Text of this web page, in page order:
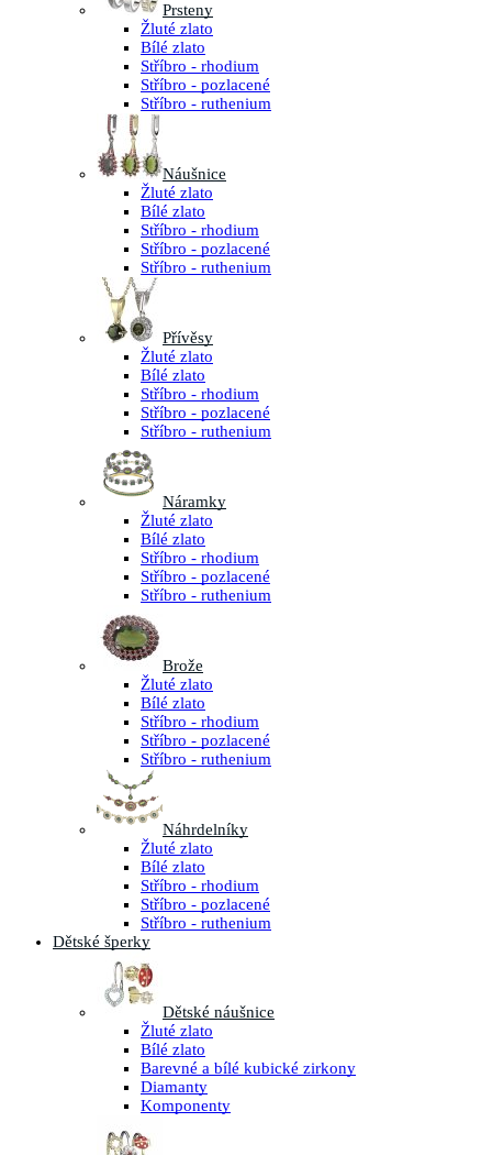
Prsteny
Žluté zlato
Bílé zlato
Stříbro - rhodium
Stříbro - pozlacené
Stříbro - ruthenium
Náušnice
Žluté zlato
Bílé zlato
Stříbro - rhodium
Stříbro - pozlacené
Stříbro - ruthenium
Přívěsy
Žluté zlato
Bílé zlato
Stříbro - rhodium
Stříbro - pozlacené
Stříbro - ruthenium
Náramky
Žluté zlato
Bílé zlato
Stříbro - rhodium
Stříbro - pozlacené
Stříbro - ruthenium
Brože
Žluté zlato
Bílé zlato
Stříbro - rhodium
Stříbro - pozlacené
Stříbro - ruthenium
Náhrdelníky
Žluté zlato
Bílé zlato
Stříbro - rhodium
Stříbro - pozlacené
Stříbro - ruthenium
Dětské šperky
Dětské náušnice
Žluté zlato
Bílé zlato
Barevné a bílé kubické zirkony
Diamanty
Komponenty